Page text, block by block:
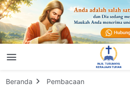
Beranda Pembacaan